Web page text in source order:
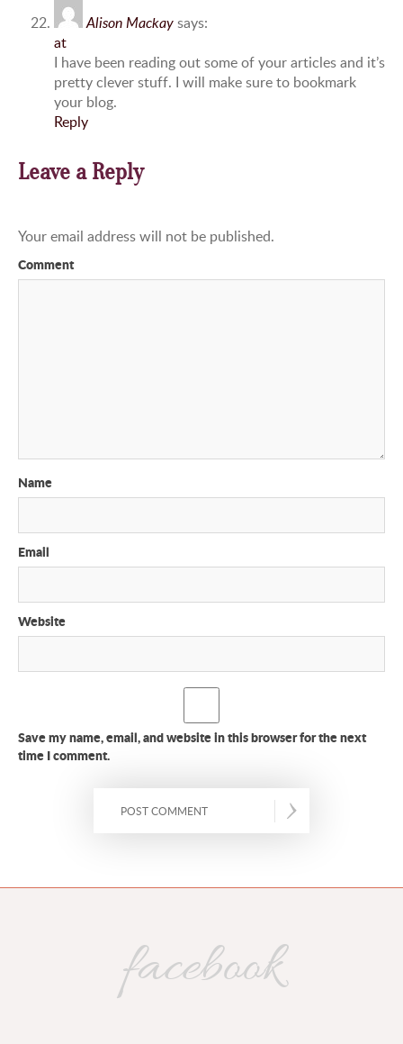
Alison Mackaysays:
at
I have been reading out some of your articles and it’s
pretty clever stuff. I will make sure to bookmark
your blog.
Reply
Leave a Reply
Your email address will not be published.
Comment
Name
Email
Website
Save my name, email, and website in this browser for the next
time I comment.
facebook